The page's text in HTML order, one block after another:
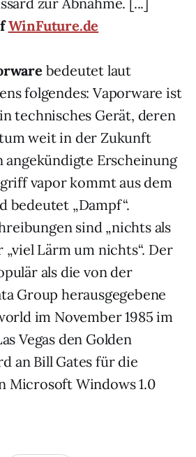
WinFuture.de
bedeutet laut
folgendes: Vaporware ist
technisches Gerät, deren
weit in der Zukunft
angekündigte Erscheinung
vapor kommt aus dem
bedeutet „Dampf“.
sind „nichts als
Lärm um nichts“. Der
als die von der
Group herausgegebene
im November 1985 im
Vegas den Golden
an Bill Gates für die
Microsoft Windows 1.0